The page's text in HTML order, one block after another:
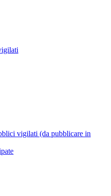
vigilati (da pubblicare in